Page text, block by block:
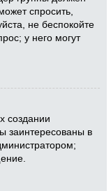
спросить,
не беспокойте
у него могут
создании
заинтересованы в